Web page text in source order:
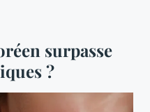
surpasse
?